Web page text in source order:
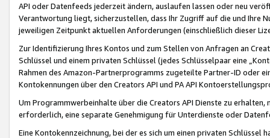
API oder Datenfeeds jederzeit ändern, auslaufen lassen oder neu
Verantwortung liegt, sicherzustellen, dass Ihr Zugriff auf die und Ihre
jeweiligen Zeitpunkt aktuellen Anforderungen (einschließlich dieser
Zur Identifizierung Ihres Kontos und zum Stellen von Anfragen an
Schlüssel und einem privaten Schlüssel (jedes Schlüsselpaar eine
Rahmen des Amazon-Partnerprogramms zugeteilte Partner-ID oder
Kontokennungen über den Creators API und PA API
Um Programmwerbeinhalte über die Creators API Dienste zu
erforderlich, eine separate Genehmigung für Unterdienste oder
Eine Kontokennzeichnung, bei der es sich um einen privaten